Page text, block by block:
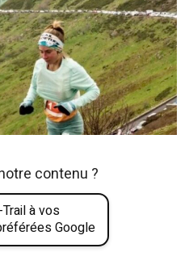
contenu ?
à vos
Google